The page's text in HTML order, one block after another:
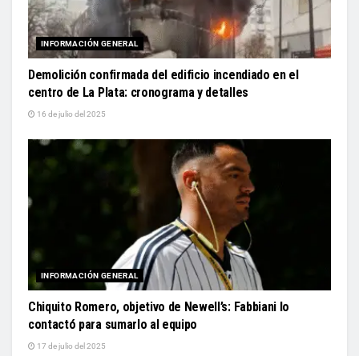
INFORMACIÓN GENERAL
Demolición confirmada del edificio incendiado en el
centro de La Plata: cronograma y detalles
16 de julio del 2025
INFORMACIÓN GENERAL
Chiquito Romero, objetivo de Newell’s: Fabbiani lo
contactó para sumarlo al equipo
17 de julio del 2025